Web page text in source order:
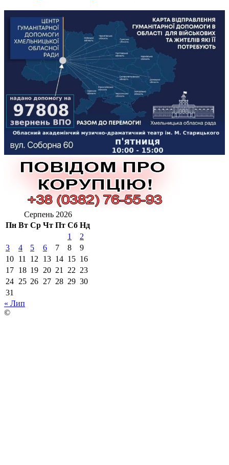
Серпень 2026
Пн Вт Ср Чт Пт Сб Нд
1
2
3
4 5 6 7 8
9
10 11 12 13 14 15 16
17 18 19 20 21 22 23
24 25 26 27 28 29 30
31
« Лип
©